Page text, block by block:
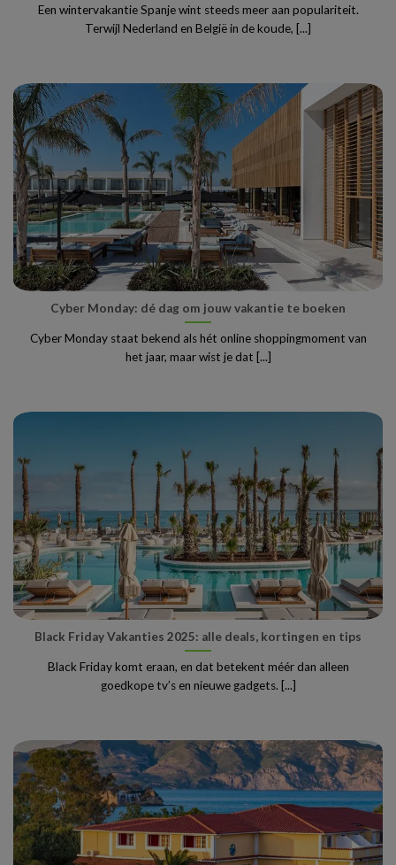
Een wintervakantie Spanje wint steeds meer aan populariteit.
Terwijl Nederland en België in de koude, [...]
Cyber Monday: dé dag om jouw vakantie te boeken
Cyber Monday staat bekend als hét online shoppingmoment van
het jaar, maar wist je dat [...]
Black Friday Vakanties 2025: alle deals, kortingen en tips
Black Friday komt eraan, en dat betekent méér dan alleen
goedkope tv’s en nieuwe gadgets. [...]